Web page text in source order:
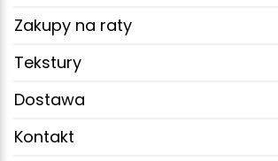
Zakupy na raty
Tekstury
Dostawa
Kontakt